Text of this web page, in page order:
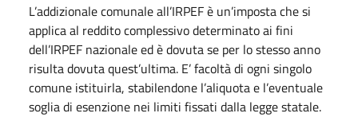
L’addizionale comunale all’IRPEF è un’imposta che si
applica al reddito complessivo determinato ai fini
dell’IRPEF nazionale ed è dovuta se per lo stesso anno
risulta dovuta quest’ultima. E’ facoltà di ogni singolo
comune istituirla, stabilendone l’aliquota e l’eventuale
soglia di esenzione nei limiti fissati dalla legge statale.